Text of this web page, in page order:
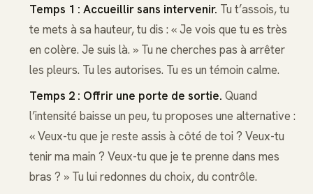
Temps 1 : Accueillir sans intervenir. Tu t’assois, tu
te mets à sa hauteur, tu dis : « Je vois que tu es très
en colère. Je suis là. » Tu ne cherches pas à arrêter
les pleurs. Tu les autorises. Tu es un témoin calme.
Temps 2 : Offrir une porte de sortie. Quand
l’intensité baisse un peu, tu proposes une alternative :
« Veux-tu que je reste assis à côté de toi ? Veux-tu
tenir ma main ? Veux-tu que je te prenne dans mes
bras ? » Tu lui redonnes du choix, du contrôle.